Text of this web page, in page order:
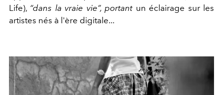
Life), “dans la vraie vie”, portant un éclairage sur les
artistes nés à l'ère digitale...